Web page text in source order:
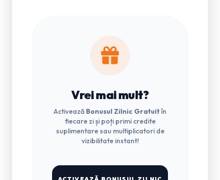
Vrei mai mult?
Activează Bonusul Zilnic Gratuitîn
fiecare zi și poți primi credite
suplimentare sau multiplicatori de
vizibilitate instant!